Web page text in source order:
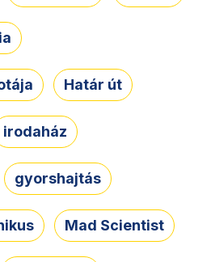
Határ út
irodaház
gyorshajtás
Mad Scientist